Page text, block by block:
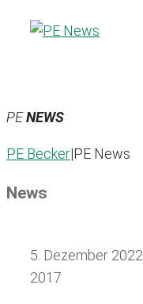
Zum
PENEWS
PE Becker|PE News
News
5. Dezember 2022
2017